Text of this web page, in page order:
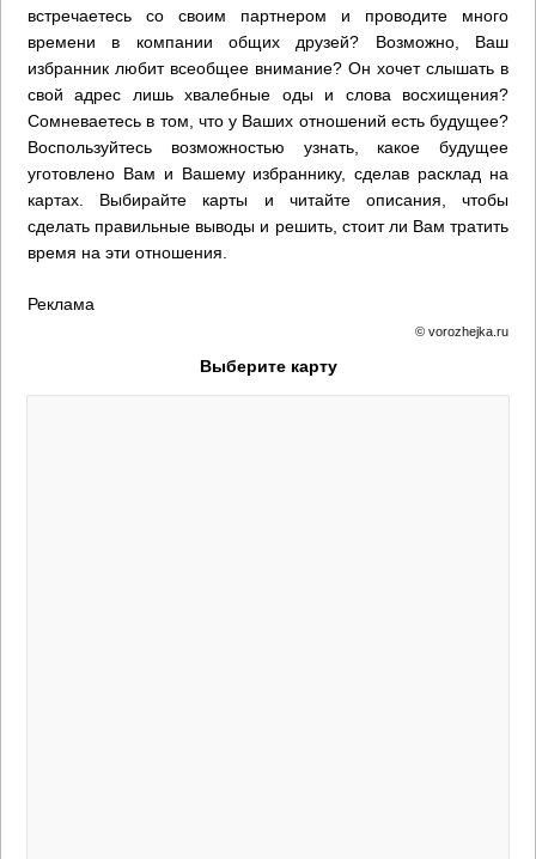
встречаетесь со своим партнером и проводите много
времени в компании общих друзей? Возможно, Ваш
избранник любит всеобщее внимание? Он хочет слышать в
свой адрес лишь хвалебные оды и слова восхищения?
Сомневаетесь в том, что у Ваших отношений есть будущее?
Воспользуйтесь возможностью узнать, какое будущее
уготовлено Вам и Вашему избраннику, сделав расклад на
картах. Выбирайте карты и читайте описания, чтобы
сделать правильные выводы и решить, стоит ли Вам тратить
время на эти отношения.
Реклама
© vorozhejka.ru
Выберите карту